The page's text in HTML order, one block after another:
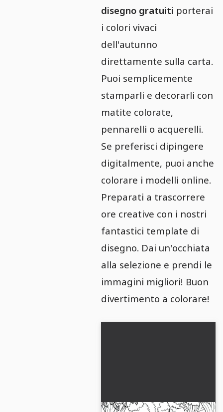
disegno gratuiti porterai
i colori vivaci
dell'autunno
direttamente sulla carta.
Puoi semplicemente
stamparli e decorarli con
matite colorate,
pennarelli o acquerelli.
Se preferisci dipingere
digitalmente, puoi anche
colorare i modelli online.
Preparati a trascorrere
ore creative con i nostri
fantastici template di
disegno. Dai un'occhiata
alla selezione e prendi le
immagini migliori! Buon
divertimento a colorare!